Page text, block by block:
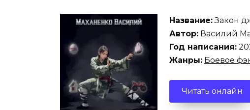
Название:Закон
Автор: Василий
Год написания:
Жанры: Боевое
Читать онлайн